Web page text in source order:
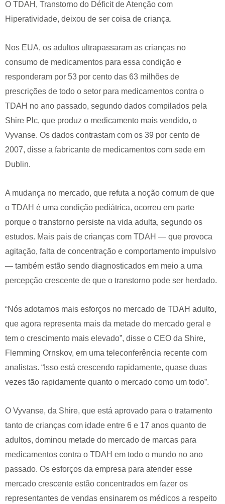
O TDAH, Transtorno do Déficit de Atenção com
Hiperatividade, deixou de ser coisa de criança.
Nos EUA, os adultos ultrapassaram as crianças no
consumo de medicamentos para essa condição e
responderam por 53 por cento das 63 milhões de
prescrições de todo o setor para medicamentos contra o
TDAH no ano passado, segundo dados compilados pela
Shire Plc, que produz o medicamento mais vendido, o
Vyvanse. Os dados contrastam com os 39 por cento de
2007, disse a fabricante de medicamentos com sede em
Dublin.
A mudança no mercado, que refuta a noção comum de que
o TDAH é uma condição pediátrica, ocorreu em parte
porque o transtorno persiste na vida adulta, segundo os
estudos. Mais pais de crianças com TDAH — que provoca
agitação, falta de concentração e comportamento impulsivo
— também estão sendo diagnosticados em meio a uma
percepção crescente de que o transtorno pode ser herdado.
“Nós adotamos mais esforços no mercado de TDAH adulto,
que agora representa mais da metade do mercado geral e
tem o crescimento mais elevado”, disse o CEO da Shire,
Flemming Ornskov, em uma teleconferência recente com
analistas. “Isso está crescendo rapidamente, quase duas
vezes tão rapidamente quanto o mercado como um todo”.
O Vyvanse, da Shire, que está aprovado para o tratamento
tanto de crianças com idade entre 6 e 17 anos quanto de
adultos, dominou metade do mercado de marcas para
medicamentos contra o TDAH em todo o mundo no ano
passado. Os esforços da empresa para atender esse
mercado crescente estão concentrados em fazer os
representantes de vendas ensinarem os médicos a respeito